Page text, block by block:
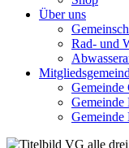
Über uns
Rad- und
Gemeinde
Gemeinde
Gemeinde